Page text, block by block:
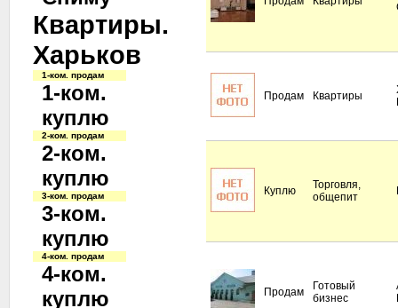
Квартиры.
Харьков
1-ком. продам
1-ком.
куплю
2-ком. продам
2-ком.
куплю
3-ком. продам
3-ком.
куплю
4-ком. продам
4-ком.
куплю
Продам Квартиры
Куплю
Торговля,
общепит
Продам
Готовый
бизнес